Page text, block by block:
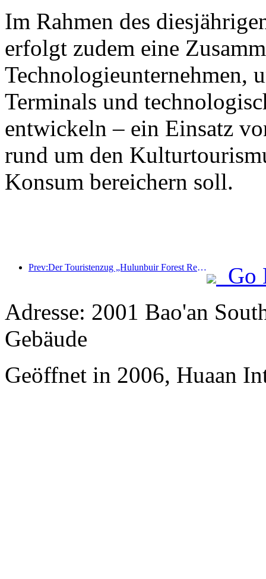
Im Rahmen des
erfolgt zudem eine
Technologieunternehmen,
Terminals und
entwickeln – ein Einsatz
rund um den
Konsum bereichern soll.
Prev:Der Touristenzug „Hulunbuir Forest Rendezvous - Daxinganling Express - Starlight Train - Tianyi Journey“ tritt seine Jungfernfahrt an.
Go
Adresse: 2001 Bao'an
Gebäude
Geöffnet in 2006, Huaan